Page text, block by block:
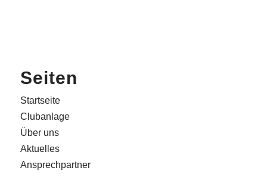
Seiten
Startseite
Clubanlage
Über uns
Aktuelles
Ansprechpartner